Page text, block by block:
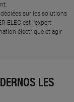
sur les solutions
ELEC est l'expert
électrique et agir
LES